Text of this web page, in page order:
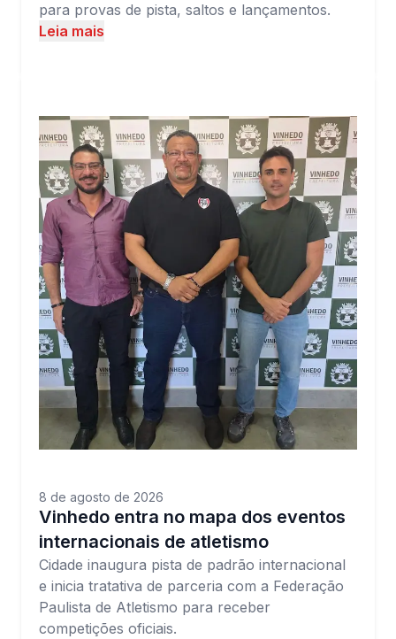
para provas de pista, saltos e lançamentos.
Leia mais
8 de agosto de 2026
Vinhedo entra no mapa dos eventos
internacionais de atletismo
Cidade inaugura pista de padrão internacional
e inicia tratativa de parceria com a Federação
Paulista de Atletismo para receber
competições oficiais.